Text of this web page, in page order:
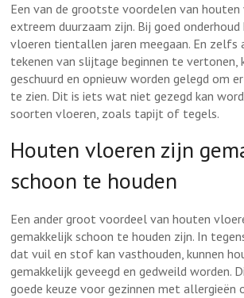
Een van de grootste voordelen van
extreem duurzaam zijn. Bij goed onderhoud
vloeren tientallen jaren meegaan. En zelfs
tekenen van slijtage beginnen te vertonen,
geschuurd en opnieuw worden gelegd om
te zien. Dit is iets wat niet gezegd kan
soorten vloeren, zoals tapijt of tegels.
Houten vloeren zijn
schoon te houden
Een ander groot voordeel van houten
gemakkelijk schoon te houden zijn. In
dat vuil en stof kan vasthouden, kunnen
gemakkelijk geveegd en gedweild worden.
goede keuze voor gezinnen met allergieën